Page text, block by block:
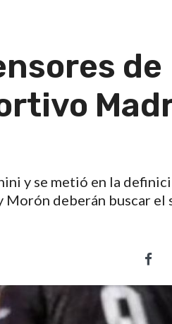
de
y se metió en la
Morón deberán buscar el